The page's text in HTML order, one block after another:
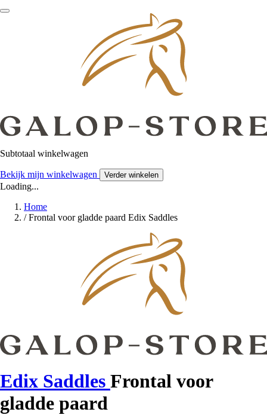
Subtotaal winkelwagen
Bekijk mijn winkelwagen Verder winkelen
Loading...
Home
/ Frontal voor gladde paard Edix Saddles
Edix Saddles Frontal voor
gladde paard